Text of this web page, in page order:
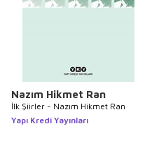
Nazım Hikmet Ran
İlk Şiirler - Nazım Hikmet Ran
Yapı Kredi Yayınları